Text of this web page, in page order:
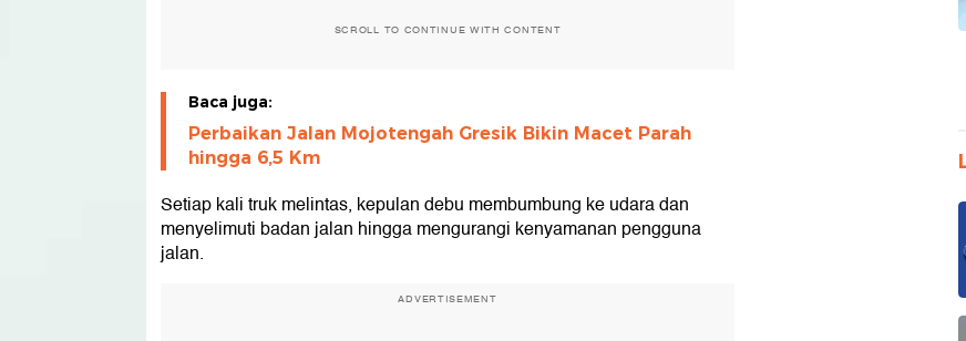
SCROLL TO CONTINUE WITH CONTENT
Baca juga:
Perbaikan Jalan Mojotengah Gresik Bikin Macet Parah
hingga 6,5 Km
Setiap kali truk melintas, kepulan debu membumbung ke udara dan
menyelimuti badan jalan hingga mengurangi kenyamanan pengguna
jalan.
ADVERTISEMENT